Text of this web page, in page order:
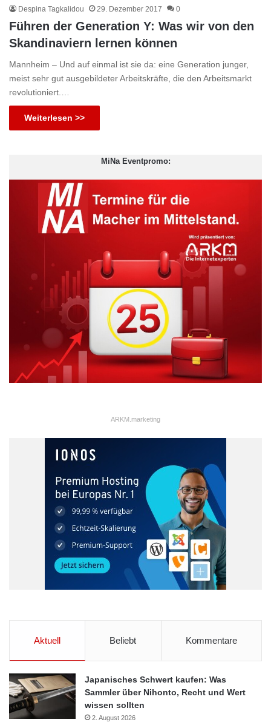
Despina Tagkalidou 29. Dezember 2017 0
Führen der Generation Y: Was wir von den
Skandinaviern lernen können
Mannheim – Und auf einmal ist sie da: eine Generation junger,
meist sehr gut ausgebildeter Arbeitskräfte, die den Arbeitsmarkt
revolutioniert.…
Weiterlesen >>
MiNa Eventpromo:
ARKM.marketing
Aktuell Beliebt Kommentare
Japanisches Schwert kaufen: Was
Sammler über Nihonto, Recht und Wert
wissen sollten
2. August 2026